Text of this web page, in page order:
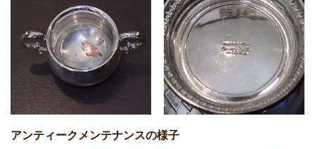
アンティークメンテナンスの様子